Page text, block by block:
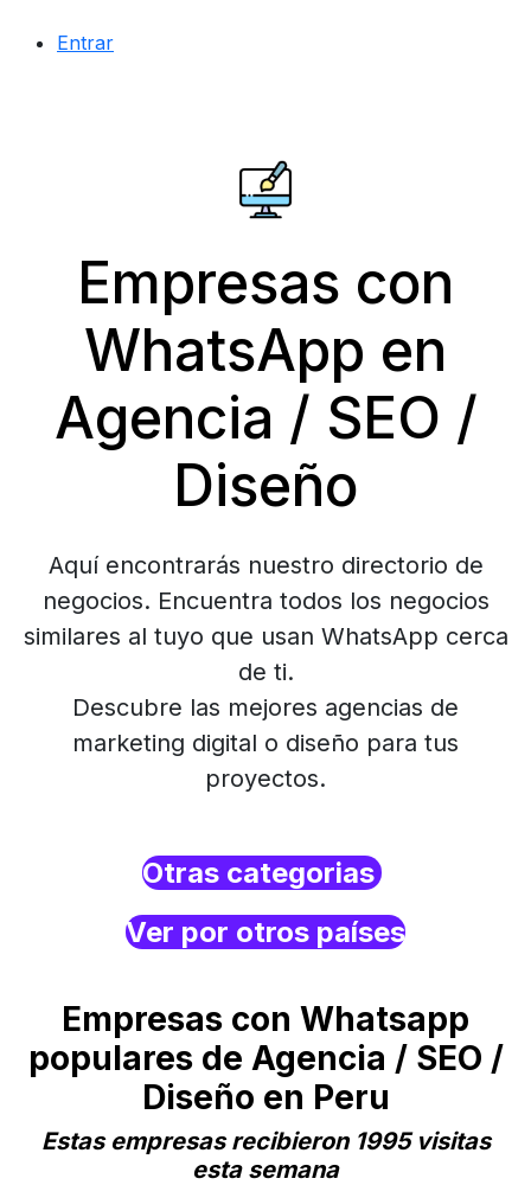
Entrar
Empresas con
WhatsApp en
Agencia / SEO /
Diseño
Aquí encontrarás nuestro directorio de
negocios. Encuentra todos los negocios
similares al tuyo que usan WhatsApp cerca
de ti.
Descubre las mejores agencias de
marketing digital o diseño para tus
proyectos.
Otras categorias
Ver por otros países
Empresas con Whatsapp
populares de Agencia / SEO /
Diseño en Peru
Estas empresas recibieron 1995 visitas
esta semana